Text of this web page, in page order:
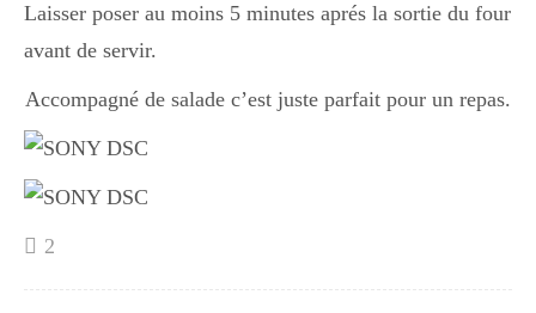
Japon
Boulette
Laisser poser au moins 5 minutes aprés la sortie du four
avant de servir.
Accompagné de salade c’est juste parfait pour un repas.
2